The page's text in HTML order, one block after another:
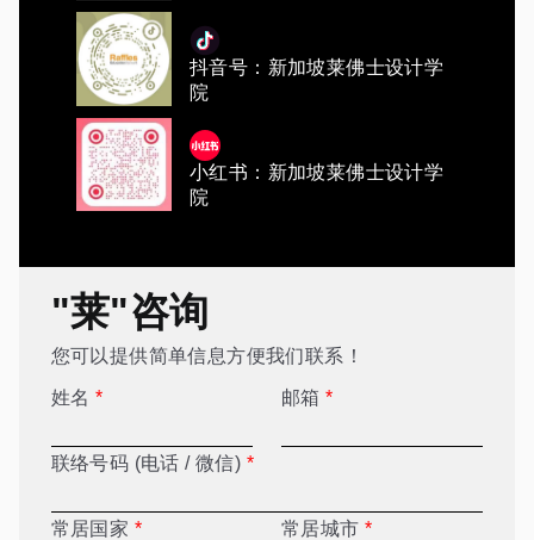
抖音号：新加坡莱佛士设计学
院
小红书：新加坡莱佛士设计学
院
"莱"咨询
您可以提供简单信息方便我们联系！
姓名 * 邮箱*
联络号码 (电话 / 微信) *
常居国家 * 常居城市*